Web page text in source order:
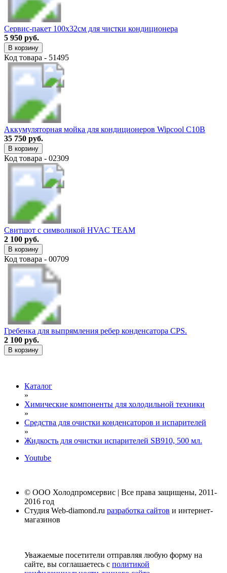
Сервис-пакет 100х32см для чистки кондиционера
5 950 руб.
В корзину
Код товара - 51495
Аккумуляторная мойка для кондиционеров Wipcool C10B
35 750 руб.
В корзину
Код товара - 02309
Свитшот с символикой HVAC TEAM
2 100 руб.
В корзину
Код товара - 00709
Гребенка для выпрямления ребер конденсатора CPS.
2 100 руб.
В корзину
Каталог
»
Химические компоненты для холодильной техники
»
Средства для очистки конденсаторов и испарителей
»
Жидкость для очистки испарителей SB910, 500 мл.
Youtube
© ООО Холодпромсервис | Все права защищены, 2011-
2016 год
Студия Web-diamond.ru разработка сайтов и интернет-
магазинов
Уважаемые посетители отправляя любую форму на
сайте, вы соглашаетесь с политикой